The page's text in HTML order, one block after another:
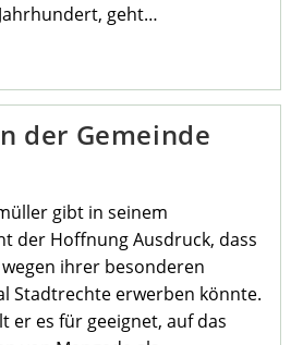
geht…
der Gemeinde
gibt in seinem
der Hoffnung Ausdruck, dass
wegen ihrer besonderen
Stadtrechte erwerben könnte.
er es für geeignet, auf das